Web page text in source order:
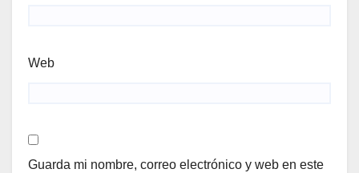
Web
Guarda mi nombre, correo electrónico y web en este